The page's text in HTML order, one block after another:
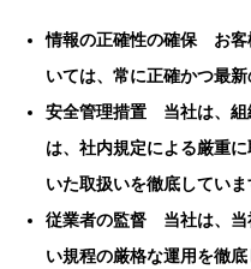
情報の正確性の確保 お客
いては、常に正確かつ最
安全管理措置 当社は、組
は、社内規定による厳重
いた取扱いを徹底していま
従業者の監督 当社は、当
い規程の厳格な運用を徹底